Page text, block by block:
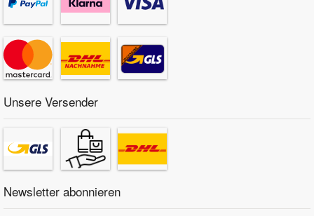
Unsere Versender
Newsletter abonnieren